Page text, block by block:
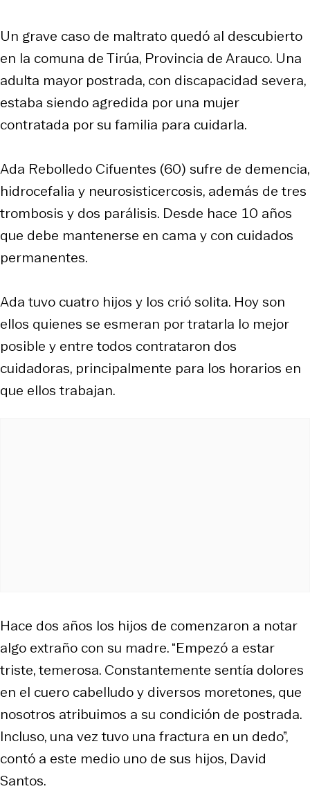
Un grave caso de maltrato quedó al descubierto
en la comuna de Tirúa, Provincia de Arauco. Una
adulta mayor postrada, con discapacidad severa,
estaba siendo agredida por una mujer
contratada por su familia para cuidarla.
Ada Rebolledo Cifuentes (60) sufre de demencia,
hidrocefalia y neurosisticercosis, además de tres
trombosis y dos parálisis. Desde hace 10 años
que debe mantenerse en cama y con cuidados
permanentes.
Ada tuvo cuatro hijos y los crió solita. Hoy son
ellos quienes se esmeran por tratarla lo mejor
posible y entre todos contrataron dos
cuidadoras, principalmente para los horarios en
que ellos trabajan.
Hace dos años los hijos de comenzaron a notar
algo extraño con su madre. “Empezó a estar
triste, temerosa. Constantemente sentía dolores
en el cuero cabelludo y diversos moretones, que
nosotros atribuimos a su condición de postrada.
Incluso, una vez tuvo una fractura en un dedo”,
contó a este medio uno de sus hijos, David
Santos.